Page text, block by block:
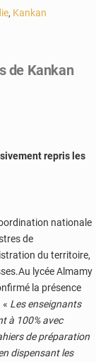
, Kankan
de Kankan
repris les
nationale
de
du territoire,
lycée Almamy
la présence
Les enseignants
à 100% avec
de préparation
dispensant les